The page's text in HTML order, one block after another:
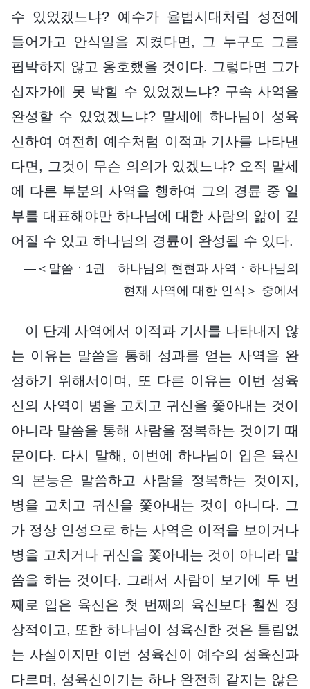
수 있었겠느냐? 예수가 율법시대처럼 성전에
들어가고 안식일을 지켰다면, 그 누구도 그를
핍박하지 않고 옹호했을 것이다. 그렇다면 그가
십자가에 못 박힐 수 있었겠느냐? 구속 사역을
완성할 수 있었겠느냐? 말세에 하나님이 성육
신하여 여전히 예수처럼 이적과 기사를 나타낸
다면, 그것이 무슨 의의가 있겠느냐? 오직 말세
에 다른 부분의 사역을 행하여 그의 경륜 중 일
부를 대표해야만 하나님에 대한 사람의 앎이 깊
어질 수 있고 하나님의 경륜이 완성될 수 있다.
―＜말씀ㆍ1권 하나님의 현현과 사역ㆍ하나님의
현재 사역에 대한 인식＞ 중에서
이 단계 사역에서 이적과 기사를 나타내지 않
는 이유는 말씀을 통해 성과를 얻는 사역을 완
성하기 위해서이며, 또 다른 이유는 이번 성육
신의 사역이 병을 고치고 귀신을 쫓아내는 것이
아니라 말씀을 통해 사람을 정복하는 것이기 때
문이다. 다시 말해, 이번에 하나님이 입은 육신
의 본능은 말씀하고 사람을 정복하는 것이지,
병을 고치고 귀신을 쫓아내는 것이 아니다. 그
가 정상 인성으로 하는 사역은 이적을 보이거나
병을 고치거나 귀신을 쫓아내는 것이 아니라 말
씀을 하는 것이다. 그래서 사람이 보기에 두 번
째로 입은 육신은 첫 번째의 육신보다 훨씬 정
상적이고, 또한 하나님이 성육신한 것은 틀림없
는 사실이지만 이번 성육신이 예수의 성육신과
다르며, 성육신이기는 하나 완전히 같지는 않은